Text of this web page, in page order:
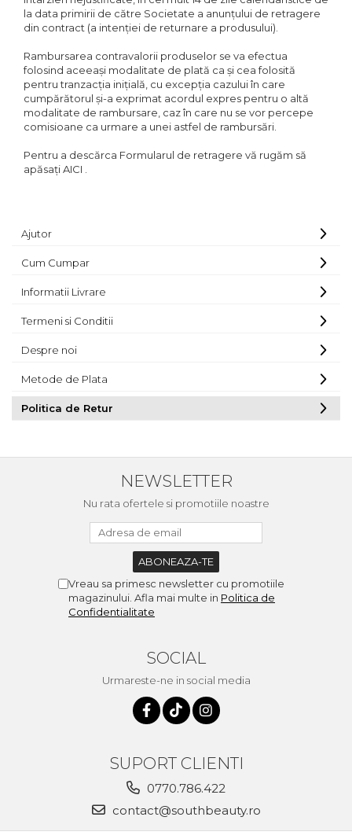
la data primirii de către Societate a anunțului de retragere
din contract (a intenției de returnare a produsului).
Rambursarea contravalorii produselor se va efectua
folosind aceeași modalitate de plată ca și cea folosită
pentru tranzacția inițială, cu excepția cazului în care
cumpărătorul și-a exprimat acordul expres pentru o altă
modalitate de rambursare, caz în care nu se vor percepe
comisioane ca urmare a unei astfel de rambursări.
Pentru a descărca Formularul de retragere vă rugăm să
apăsați AICI .
Ajutor
Cum Cumpar
Informatii Livrare
Termeni si Conditii
Despre noi
Metode de Plata
Politica de Retur
NEWSLETTER
Nu rata ofertele si promotiile noastre
Vreau sa primesc newsletter cu promotiile
magazinului. Afla mai multe in Politica de
Confidentialitate
SOCIAL
Urmareste-ne in social media
SUPORT CLIENTI
0770.786.422
contact@southbeauty.ro